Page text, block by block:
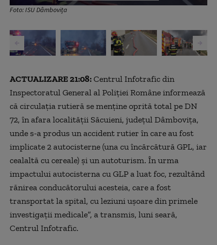
Foto: ISU Dâmbovița
ACTUALIZARE 21:08:Centrul Infotrafic din
Inspectoratul General al Poliţiei Române informează
că circulaţia rutieră se menţine oprită total pe DN
72, în afara localităţii Săcuieni, judeţul Dâmboviţa,
unde s-a produs un accident rutier în care au fost
implicate 2 autocisterne (una cu încărcătură GPL, iar
cealaltă cu cereale) şi un autoturism. În urma
impactului autocisterna cu GLP a luat foc, rezultând
rănirea conducătorului acesteia, care a fost
transportat la spital, cu leziuni uşoare din primele
investigaţii medicale”, a transmis, luni seară,
Centrul Infotrafic.